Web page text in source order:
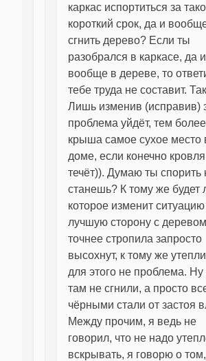
каркас испортиться за
короткий срок, да и
сгнить дерево? Если ты
разобрался в каркасе, да и
вообще в дереве, то
тебе труда не составит.
Лишь изменив (исправив)
проблема уйдёт, тем более
крыша самое сухое место
доме, если конечно
течёт)). Думаю ты спорить
станешь? К тому же будет
которое изменит ситуацию
лучшую сторону с
точнее стропила запросто
высохнут, к тому же
для этого не проблема. Ну
там не сгнили, а просто
чёрными стали от застоя
Между прочим, я ведь не
говорил, что не надо
вскрывать, я говорю о